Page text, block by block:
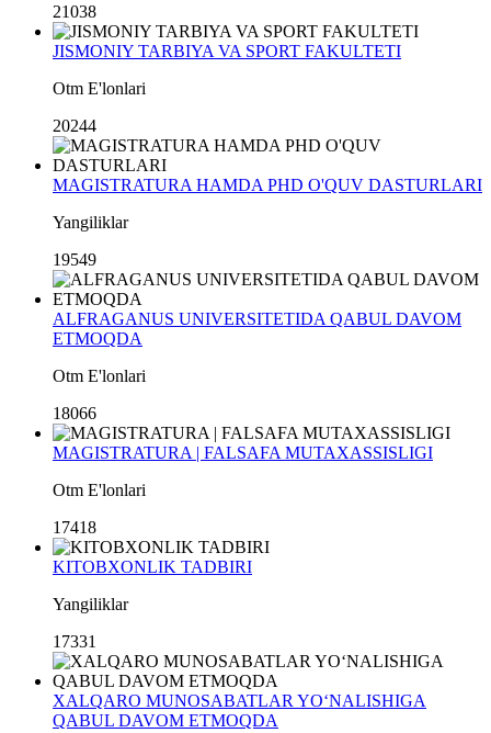
21038
JISMONIY TARBIYA VA SPORT FAKULTETI
Otm E'lonlari
20244
MAGISTRATURA HAMDA PHD O'QUV DASTURLARI
Yangiliklar
19549
ALFRAGANUS UNIVERSITETIDA QABUL DAVOM
ETMOQDA
Otm E'lonlari
18066
MAGISTRATURA | FALSAFA MUTAXASSISLIGI
Otm E'lonlari
17418
KITOBXONLIK TADBIRI
Yangiliklar
17331
XALQARO MUNOSABATLAR YO‘NALISHIGA
QABUL DAVOM ETMOQDA